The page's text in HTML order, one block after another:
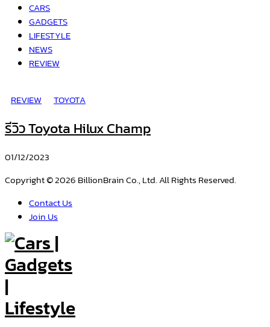
CARS
GADGETS
LIFESTYLE
NEWS
REVIEW
REVIEW TOYOTA
รีวิว Toyota Hilux Champ
01/12/2023
Copyright © 2026 BillionBrain Co., Ltd. All Rights Reserved.
Contact Us
Join Us